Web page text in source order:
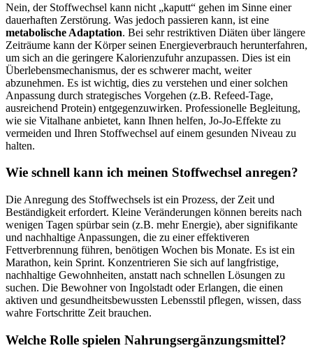
Nein, der Stoffwechsel kann nicht „kaputt“ gehen im Sinne einer
dauerhaften Zerstörung. Was jedoch passieren kann, ist eine
metabolische Adaptation. Bei sehr restriktiven Diäten über längere
Zeiträume kann der Körper seinen Energieverbrauch herunterfahren,
um sich an die geringere Kalorienzufuhr anzupassen. Dies ist ein
Überlebensmechanismus, der es schwerer macht, weiter
abzunehmen. Es ist wichtig, dies zu verstehen und einer solchen
Anpassung durch strategisches Vorgehen (z.B. Refeed-Tage,
ausreichend Protein) entgegenzuwirken. Professionelle Begleitung,
wie sie Vitalhane anbietet, kann Ihnen helfen, Jo-Jo-Effekte zu
vermeiden und Ihren Stoffwechsel auf einem gesunden Niveau zu
halten.
Wie schnell kann ich meinen Stoffwechsel anregen?
Die Anregung des Stoffwechsels ist ein Prozess, der Zeit und
Beständigkeit erfordert. Kleine Veränderungen können bereits nach
wenigen Tagen spürbar sein (z.B. mehr Energie), aber signifikante
und nachhaltige Anpassungen, die zu einer effektiveren
Fettverbrennung führen, benötigen Wochen bis Monate. Es ist ein
Marathon, kein Sprint. Konzentrieren Sie sich auf langfristige,
nachhaltige Gewohnheiten, anstatt nach schnellen Lösungen zu
suchen. Die Bewohner von Ingolstadt oder Erlangen, die einen
aktiven und gesundheitsbewussten Lebensstil pflegen, wissen, dass
wahre Fortschritte Zeit brauchen.
Welche Rolle spielen Nahrungsergänzungsmittel?